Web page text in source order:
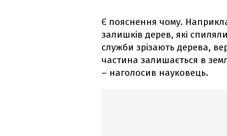
Є пояснення чому.
залишків дерев, які
служби зрізають дерева,
частина залишається в
– наголосив науковець.